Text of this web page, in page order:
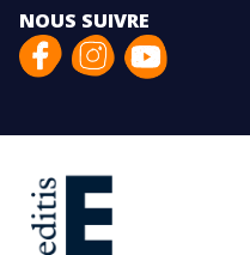
NOUS SUIVRE